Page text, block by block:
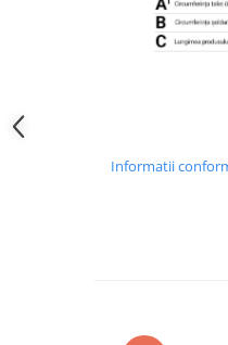
Incaltaminte
Incaltaminte de lucru si
Informatii